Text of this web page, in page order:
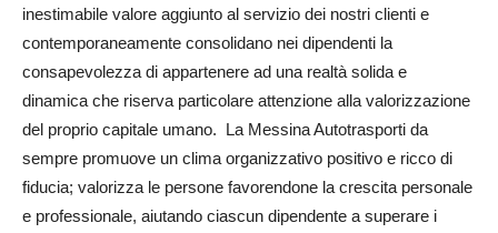
inestimabile valore aggiunto al servizio dei nostri clienti e
contemporaneamente consolidano nei dipendenti la
consapevolezza di appartenere ad una realtà solida e
dinamica che riserva particolare attenzione alla valorizzazione
del proprio capitale umano. La Messina Autotrasporti da
sempre promuove un clima organizzativo positivo e ricco di
fiducia; valorizza le persone favorendone la crescita personale
e professionale, aiutando ciascun dipendente a superare i